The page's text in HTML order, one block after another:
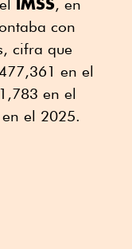
, en
con
cifra que
en el
en el
el 2025.